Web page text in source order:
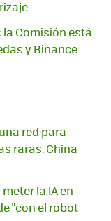
la Comisión está
y Binance
red para
raras. China
la IA en
"con el robot-